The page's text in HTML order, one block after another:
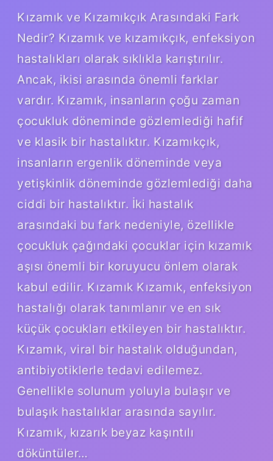
Kızamık ve Kızamıkçık Arasındaki Fark
Nedir? Kızamık ve kızamıkçık, enfeksiyon
hastalıkları olarak sıklıkla karıştırılır.
Ancak, ikisi arasında önemli farklar
vardır. Kızamık, insanların çoğu zaman
çocukluk döneminde gözlemlediği hafif
ve klasik bir hastalıktır. Kızamıkçık,
insanların ergenlik döneminde veya
yetişkinlik döneminde gözlemlediği daha
ciddi bir hastalıktır. İki hastalık
arasındaki bu fark nedeniyle, özellikle
çocukluk çağındaki çocuklar için kızamık
aşısı önemli bir koruyucu önlem olarak
kabul edilir. Kızamık Kızamık, enfeksiyon
hastalığı olarak tanımlanır ve en sık
küçük çocukları etkileyen bir hastalıktır.
Kızamık, viral bir hastalık olduğundan,
antibiyotiklerle tedavi edilemez.
Genellikle solunum yoluyla bulaşır ve
bulaşık hastalıklar arasında sayılır.
Kızamık, kızarık beyaz kaşıntılı
döküntüler…